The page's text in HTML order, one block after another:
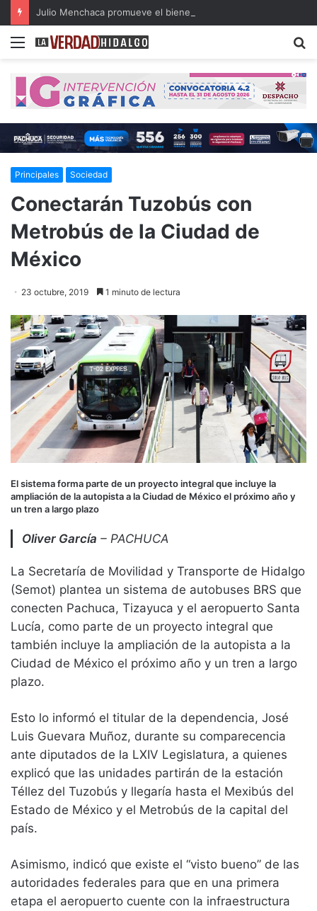
Menu
Principales Sociedad
Conectarán Tuzobús con
Metrobús de la Ciudad de
México
23 octubre, 2019 1 minuto de lectura
El sistema forma parte de un proyecto integral que incluye la
ampliación de la autopista a la Ciudad de México el próximo año y
un tren a largo plazo
Oliver García – PACHUCA
La Secretaría de Movilidad y Transporte de Hidalgo
(Semot) plantea un sistema de autobuses BRS que
conecten Pachuca, Tizayuca y el aeropuerto Santa
Lucía, como parte de un proyecto integral que
también incluye la ampliación de la autopista a la
Ciudad de México el próximo año y un tren a largo
plazo.
Esto lo informó el titular de la dependencia, José
Luis Guevara Muñoz, durante su comparecencia
ante diputados de la LXIV Legislatura, a quienes
explicó que las unidades partirán de la estación
Téllez del Tuzobús y llegaría hasta el Mexibús del
Estado de México y el Metrobús de la capital del
país.
Asimismo, indicó que existe el “visto bueno” de las
autoridades federales para que en una primera
etapa el aeropuerto cuente con la infraestructura